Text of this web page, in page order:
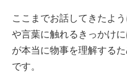
ここまでお話してきたよ
や言葉に触れるきっかけ
が本当に物事を理解する
です。